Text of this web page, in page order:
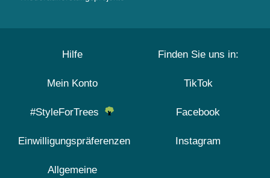
Hilfe
Mein Konto
#StyleForTrees
Einwilligungspräferenzen
Allgemeine
Finden Sie uns in:
TikTok
Facebook
Instagram